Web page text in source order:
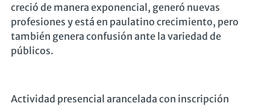
creció de manera exponencial, generó nuevas
profesiones y está en paulatino crecimiento, pero
también genera confusión ante la variedad de
públicos.
Actividad presencial arancelada con inscripción